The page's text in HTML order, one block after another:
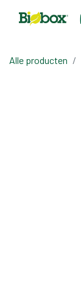
Alle producten